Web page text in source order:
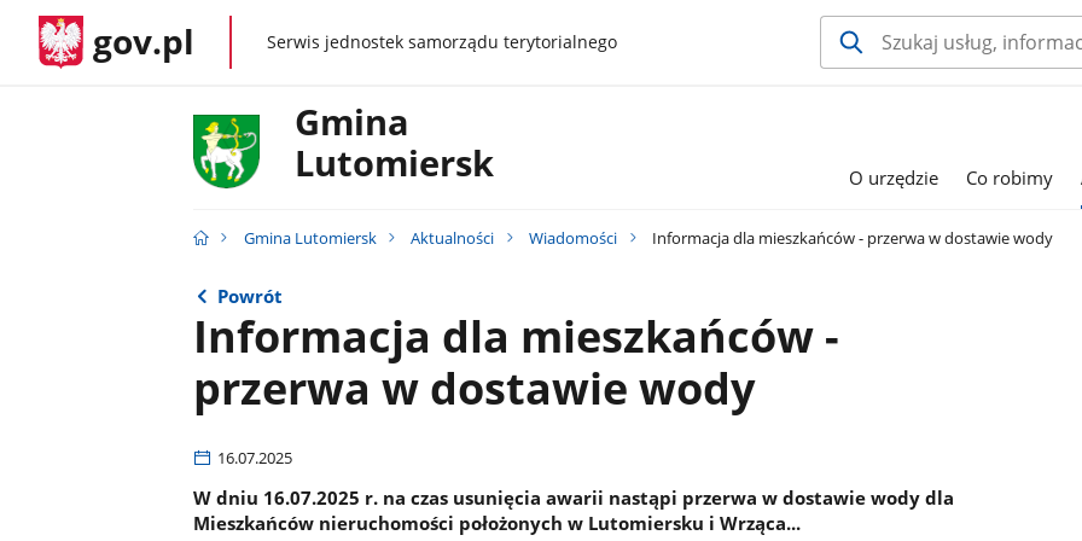
gov.pl gov.plSerwis jednostek samorządu terytorialnego
Gmina
Lutomiersk
O urzędzie Co robimy
Gmina Lutomiersk Aktualności Wiadomości Informacja dla mieszkańców - przerwa w dostawie wody
Powrót
Informacja dla mieszkańców -
przerwa w dostawie wody
16.07.2025
W dniu 16.07.2025 r. na czas usunięcia awarii nastąpi przerwa w dostawie wody dla
Mieszkańców nieruchomości położonych w Lutomiersku i Wrząca...